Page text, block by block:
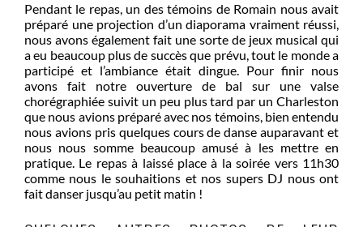
Pendant le repas, un des témoins de Romain nous avait
préparé une projection d’un diaporama vraiment réussi,
nous avons également fait une sorte de jeux musical qui
a eu beaucoup plus de succès que prévu, tout le monde a
participé et l’ambiance était dingue. Pour finir nous
avons fait notre ouverture de bal sur une valse
chorégraphiée suivit un peu plus tard par un Charleston
que nous avions préparé avec nos témoins, bien entendu
nous avions pris quelques cours de danse auparavant et
nous nous somme beaucoup amusé à les mettre en
pratique. Le repas à laissé place à la soirée vers 11h30
comme nous le souhaitions et nos supers DJ nous ont
fait danser jusqu’au petit matin !